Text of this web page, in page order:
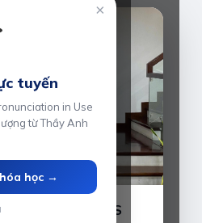
Thầy Anh IELTS
×
tuyến
in Use
từ Thầy Anh
học →